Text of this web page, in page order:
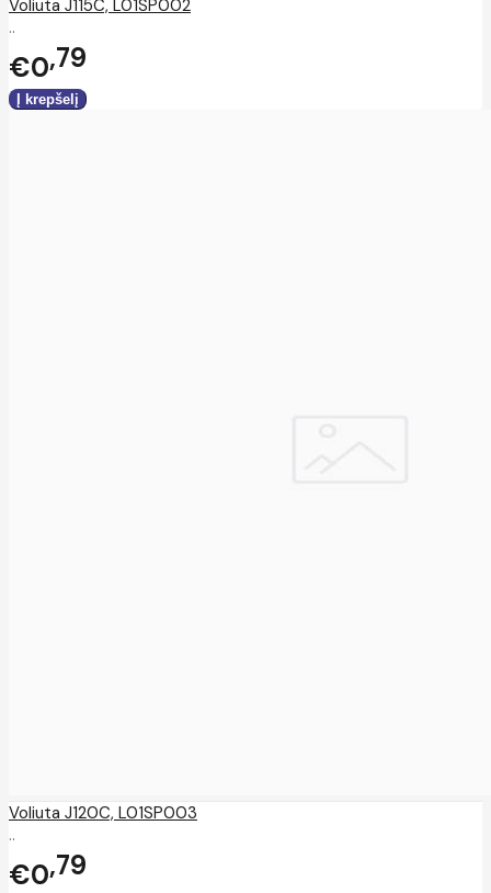
Voliuta J115C, L01SP002
..
€0 79
Voliuta J120C, L01SP003
..
€0 79